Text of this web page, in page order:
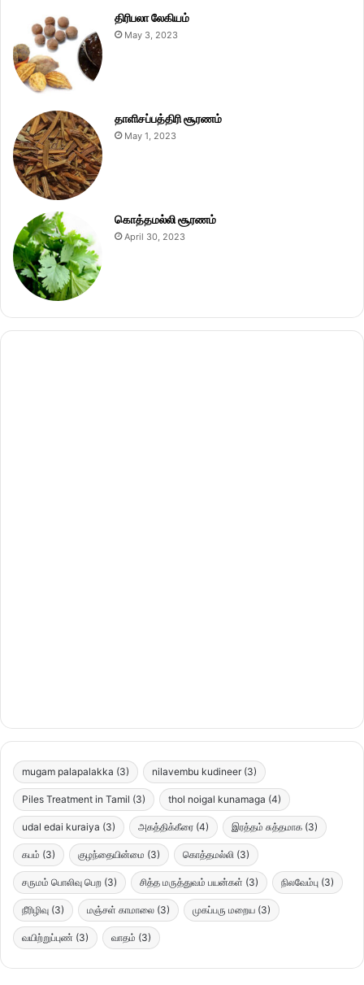
திரிபலா லேகியம்
May 3, 2023
தாளிசப்பத்திரி சூரணம்
May 1, 2023
கொத்தமல்லி சூரணம்
April 30, 2023
mugam palapalakka (3) nilavembu kudineer (3)
Piles Treatment in Tamil (3) thol noigal kunamaga (4)
udal edai kuraiya (3) அகத்திக்கீரை (4) இரத்தம் சுத்தமாக (3)
கபம் (3) குழந்தையின்மை (3) கொத்தமல்லி (3)
சருமம் பொலிவு பெற (3) சித்த மருத்துவம் பயன்கள் (3) நிலவேம்பு (3)
நீரிழிவு (3) மஞ்சள் காமாலை (3) முகப்பரு மறைய (3)
வயிற்றுப்புண் (3) வாதம் (3)